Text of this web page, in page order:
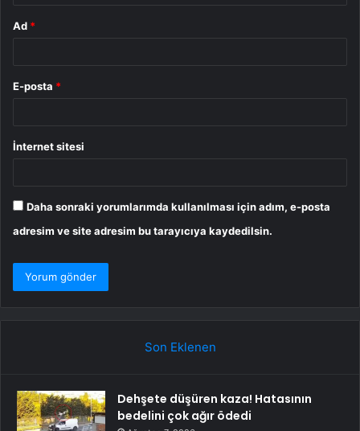
Ad *
E-posta *
İnternet sitesi
Daha sonraki yorumlarımda kullanılması için adım, e-posta
adresim ve site adresim bu tarayıcıya kaydedilsin.
Son Eklenen
Dehşete düşüren kaza! Hatasının
bedelini çok ağır ödedi